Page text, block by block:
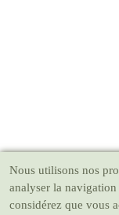
Nous utilisons nos
analyser la
considérez que vous